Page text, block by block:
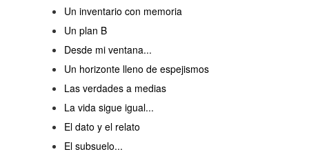
Un inventario con memoria
Un plan B
Desde mi ventana...
Un horizonte lleno de espejismos
Las verdades a medias
La vida sigue igual...
El dato y el relato
El subsuelo...